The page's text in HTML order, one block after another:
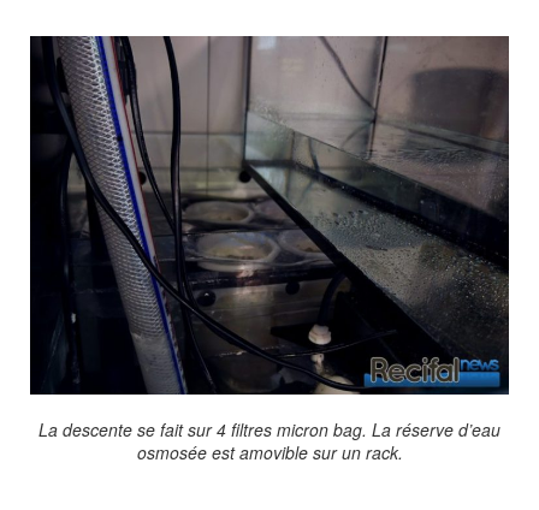
La descente se fait sur 4 filtres micron bag. La réserve d’eau
osmosée est amovible sur un rack.